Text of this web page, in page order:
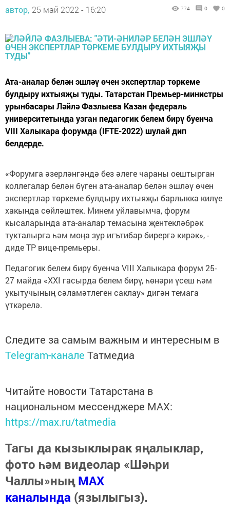
автор, 25 май 2022 - 16:20 774 0 0
Ата-аналар белән эшләү өчен экспертлар төркеме
булдыру ихтыяҗы туды. Татарстан Премьер-министры
урынбасары Ләйлә Фазлыева Казан федераль
университетында узган педагогик белем бирү буенча
VIII Халыкара форумда (IFTE-2022) шулай дип
белдерде.
«Форумга әзерләнгәндә без әлеге чараны оештырган
коллегалар белән бүген ата-аналар белән эшләү өчен
экспертлар төркеме булдыру ихтыяҗы барлыкка килүе
хакында сөйләштек. Минем уйлавымча, форум
кысаларында ата-аналар темасына җентекләбрәк
тукталырга һәм моңа зур игътибар бирергә кирәк», -
диде ТР вице-премьеры.
Педагогик белем бирү буенча VIII Халыкара форум 25-
27 майда «XXI гасырда белем бирү, һөнәри үсеш һәм
укытучының сәламәтлеген саклау» дигән темага
үткәрелә.
Следите за самым важным и интересным в
Telegram-канале Татмедиа
Читайте новости Татарстана в
национальном мессенджере MАХ:
https://max.ru/tatmedia
Тагы да кызыклырак яңалыклар,
фото һәм видеолар «Шәһри
Чаллы»ныңMAX
каналында (язылыгыз).